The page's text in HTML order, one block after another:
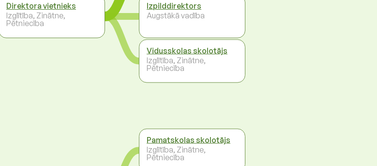
Direktora vietnieks
Izglītība, Zinātne,
Pētniecība
Izpilddirektors
Augstākā vadība
Vidusskolas skolotājs
Izglītība, Zinātne,
Pētniecība
Pamatskolas skolotājs
Izglītība, Zinātne,
Pētniecība